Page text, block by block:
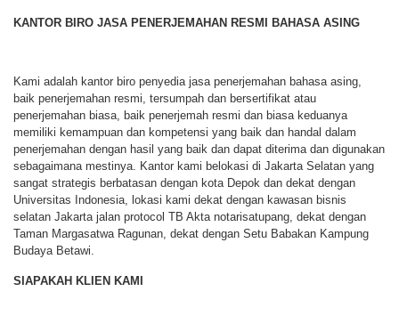
KANTOR BIRO JASA PENERJEMAHAN RESMI BAHASA ASING
Kami adalah kantor biro penyedia jasa penerjemahan bahasa asing,
baik penerjemahan resmi, tersumpah dan bersertifikat atau
penerjemahan biasa, baik penerjemah resmi dan biasa keduanya
memiliki kemampuan dan kompetensi yang baik dan handal dalam
penerjemahan dengan hasil yang baik dan dapat diterima dan digunakan
sebagaimana mestinya. Kantor kami belokasi di Jakarta Selatan yang
sangat strategis berbatasan dengan kota Depok dan dekat dengan
Universitas Indonesia, lokasi kami dekat dengan kawasan bisnis
selatan Jakarta jalan protocol TB Akta notarisatupang, dekat dengan
Taman Margasatwa Ragunan, dekat dengan Setu Babakan Kampung
Budaya Betawi.
SIAPAKAH KLIEN KAMI